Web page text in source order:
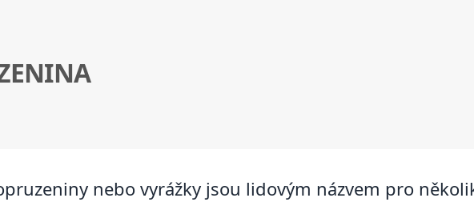
nebo vyrážky jsou lidovým názvem pro